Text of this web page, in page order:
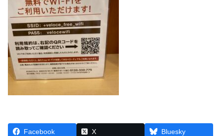
Facebook X
Bluesky